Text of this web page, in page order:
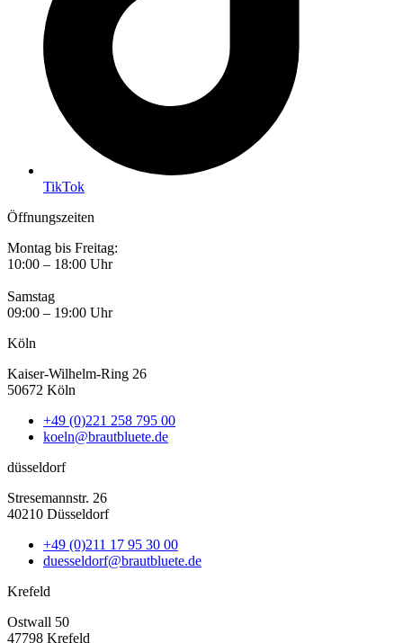
TikTok
Öffnungszeiten
Montag bis Freitag:
10:00 – 18:00 Uhr
Samstag
09:00 – 19:00 Uhr
Köln
Kaiser-Wilhelm-Ring 26
50672 Köln
+49 (0)221 258 795 00
koeln@brautbluete.de
düsseldorf
Stresemannstr. 26
40210 Düsseldorf
+49 (0)211 17 95 30 00
duesseldorf@brautbluete.de
Krefeld
Ostwall 50
47798 Krefeld